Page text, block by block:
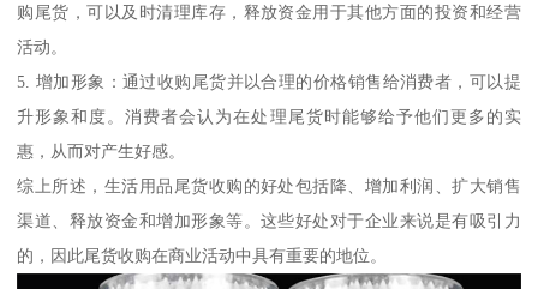
购尾货，可以及时清理库存，释放资金用于其他方面的投资和经营
活动。
5. 增加形象：通过收购尾货并以合理的价格销售给消费者，可以提
升形象和度。消费者会认为在处理尾货时能够给予他们更多的实
惠，从而对产生好感。
综上所述，生活用品尾货收购的好处包括降、增加利润、扩大销售
渠道、释放资金和增加形象等。这些好处对于企业来说是有吸引力
的，因此尾货收购在商业活动中具有重要的地位。